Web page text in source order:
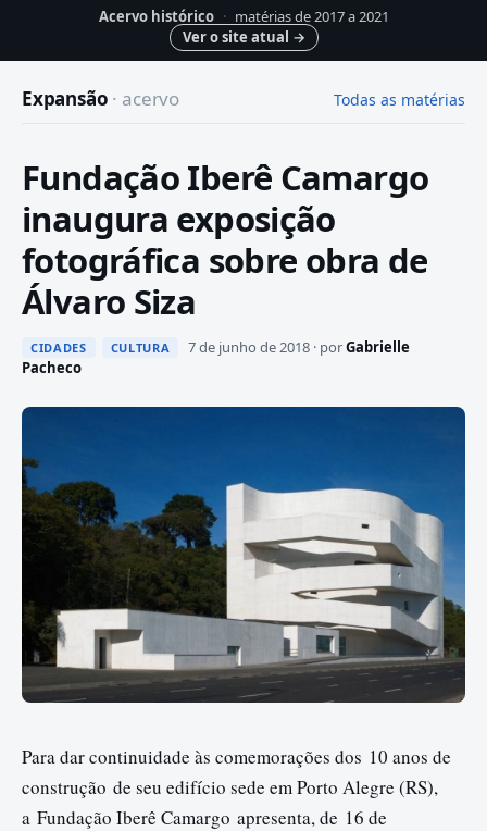
Acervo histórico · matérias de 2017 a 2021
Ver o site atual →
Expansão · acervo Todas as matérias
Fundação Iberê Camargo
inaugura exposição
fotográfica sobre obra de
Álvaro Siza
CIDADES CULTURA 7 de junho de 2018 · porGabrielle
Pacheco
Para dar continuidade às comemorações dos 10 anos de
construção de seu edifício sede em Porto Alegre (RS),
a Fundação Iberê Camargo apresenta, de 16 de